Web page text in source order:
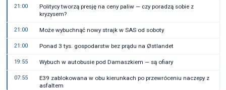
21:00
Politycy tworzą presję na ceny paliw — czy poradzą sobie z
kryzysem?
21:00 Może wybuchnąć nowy strajk w SAS od soboty
21:00 Ponad 3 tys. gospodarstw bez prądu na Østlandet
19:55 Wybuch w autobusie pod Damaszkiem — są ofiary
07:55
E39 zablokowana w obu kierunkach po przewróceniu naczepy z
asfaltem